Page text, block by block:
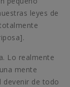
leyes de
Lo realmente
mente
devenir de todo